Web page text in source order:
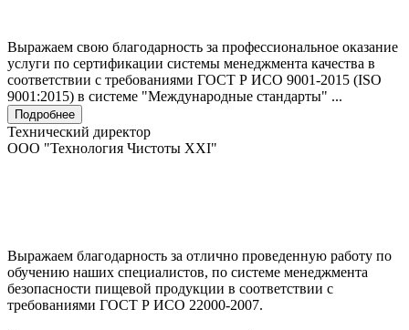
Выражаем свою благодарность за профессиональное оказание
услуги по сертификации системы менеджмента качества в
соответствии с требованиями ГОСТ Р ИСО 9001-2015 (ISO
9001:2015) в системе "Международные стандарты" ...
Подробнее
Технический директор
ООО "Технология Чистоты XXI"
Выражаем благодарность за отлично проведенную работу по
обучению наших специалистов, по системе менеджмента
безопасности пищевой продукции в соответствии с
требованиями ГОСТ Р ИСО 22000-2007.